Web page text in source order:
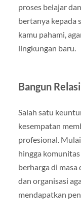
proses belajar
bertanya kepada
kamu pahami,
lingkungan baru.
Bangun
Salah satu
kesempatan
profesional. Mulai
hingga
berharga di
dan organisasi
mendapatkan